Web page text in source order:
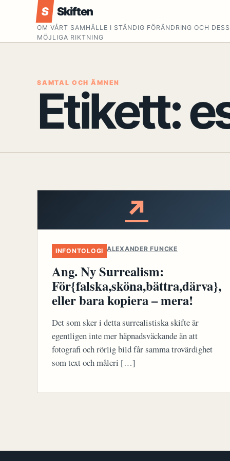
S Skiften
OM VÅRT SAMHÄLLE I STÄNDIG FÖRÄNDRING OCH DESS
MÖJLIGA RIKTNING
SAMTAL OCH ÄMNEN
Etikett:
↗
INFONTOLOGI ALEXANDER FUNCKE
Ang. Ny Surrealism:
För{falska,sköna,bättra,därva},
eller bara kopiera – mera!
Det som sker i detta surrealistiska skifte är
egentligen inte mer häpnadsväckande än att
fotografi och rörlig bild får samma trovärdighet
som text och måleri […]